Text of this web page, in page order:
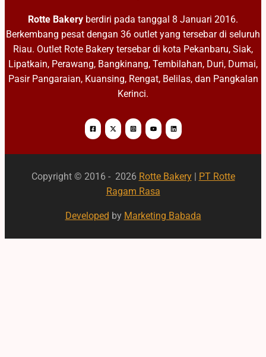
Rotte Bakery berdiri pada tanggal 8 Januari 2016.
Berkembang pesat dengan 36 outlet yang tersebar di seluruh
Riau. Outlet Rote Bakery tersebar di kota Pekanbaru, Siak,
Lipatkain, Perawang, Bangkinang, Tembilahan, Duri, Dumai,
Pasir Pangaraian, Kuansing, Rengat, Belilas, dan Pangkalan
Kerinci.
Copyright © 2016 - 2026 Rotte Bakery| PT Rotte
Ragam Rasa
Developed by Marketing Babada